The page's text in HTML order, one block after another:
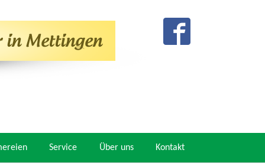
Service Über uns Kontakt